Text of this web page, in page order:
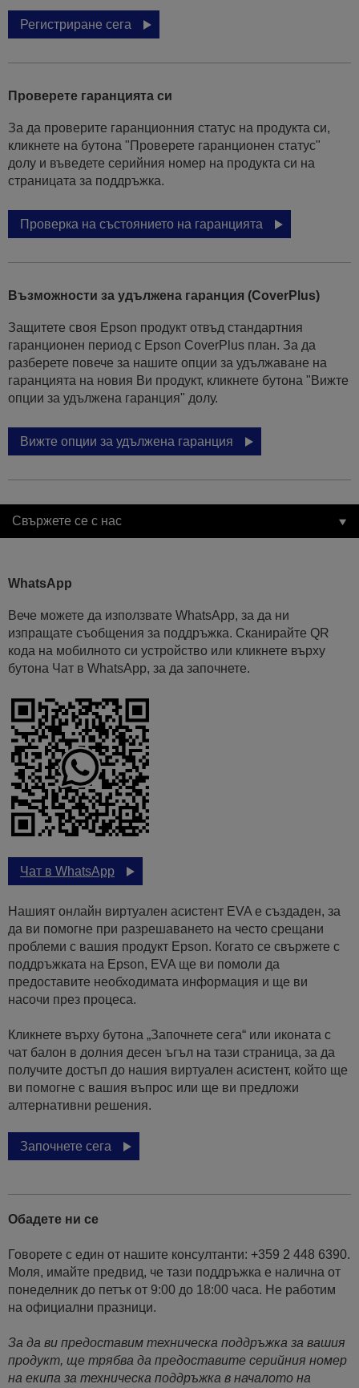
Регистриране сега
Проверете гаранцията си
За да проверите гаранционния статус на продукта си,
кликнете на бутона "Проверете гаранционен статус"
долу и въведете серийния номер на продукта си на
страницата за поддръжка.
Проверка на състоянието на гаранцията
Възможности за удължена гаранция (CoverPlus)
Защитете своя Epson продукт отвъд стандартния
гаранционен период с Epson CoverPlus план. За да
разберете повече за нашите опции за удължаване на
гаранцията на новия Ви продукт, кликнете бутона "Вижте
опции за удължена гаранция" долу.
Вижте опции за удължена гаранция
Свържете се с нас
WhatsApp
Вече можете да използвате WhatsApp, за да ни
изпращате съобщения за поддръжка. Сканирайте QR
кода на мобилното си устройство или кликнете върху
бутона Чат в WhatsApp, за да започнете.
Чат в WhatsApp
Нашият онлайн виртуален асистент EVA е създаден, за
да ви помогне при разрешаването на често срещани
проблеми с вашия продукт Epson. Когато се свържете с
поддръжката на Epson, EVA ще ви помоли да
предоставите необходимата информация и ще ви
насочи през процеса.
Кликнете върху бутона „Започнете сега“ или иконата с
чат балон в долния десен ъгъл на тази страница, за да
получите достъп до нашия виртуален асистент, който ще
ви помогне с вашия въпрос или ще ви предложи
алтернативни решения.
Започнете сега
Обадете ни се
Говорете с един от нашите консултанти: +359 2 448 6390.
Моля, имайте предвид, че тази поддръжка е налична от
понеделник до петък от 9:00 до 18:00 часа. Не работим
на официални празници.
За да ви предоставим техническа поддръжка за вашия
продукт, ще трябва да предоставите серийния номер
на екипа за техническа поддръжка в началото на